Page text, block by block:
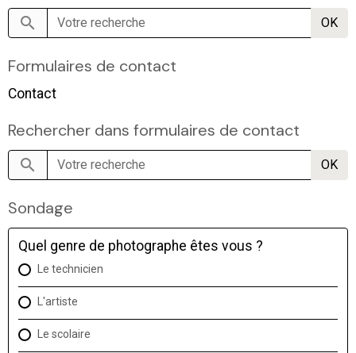
OK
Formulaires de contact
Contact
Rechercher dans formulaires de contact
OK
Sondage
Quel genre de photographe êtes vous ?
Le technicien
L'artiste
Le scolaire